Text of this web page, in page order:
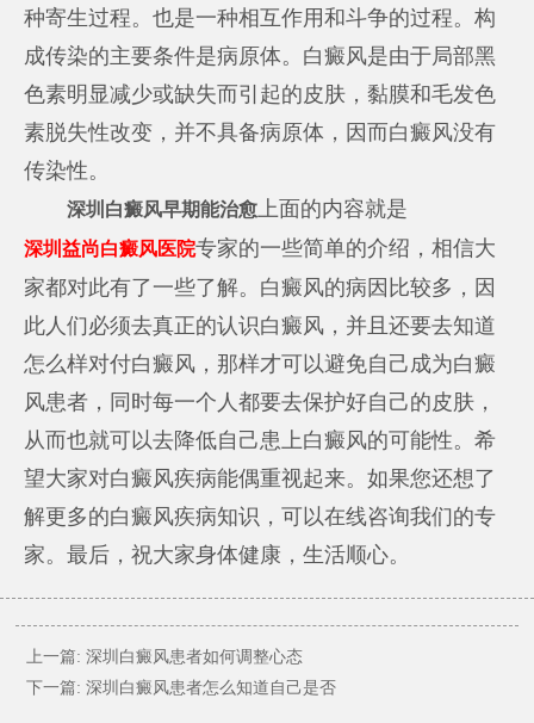
种寄生过程。也是一种相互作用和斗争的过程。构
成传染的主要条件是病原体。白癜风是由于局部黑
色素明显减少或缺失而引起的皮肤，黏膜和毛发色
素脱失性改变，并不具备病原体，因而白癜风没有
传染性。
深圳白癜风早期能治愈 上面的内容就是
深圳益尚白癜风医院专家的一些简单的介绍，相信大
家都对此有了一些了解。白癜风的病因比较多，因
此人们必须去真正的认识白癜风，并且还要去知道
怎么样对付白癜风，那样才可以避免自己成为白癜
风患者，同时每一个人都要去保护好自己的皮肤，
从而也就可以去降低自己患上白癜风的可能性。希
望大家对白癜风疾病能偶重视起来。如果您还想了
解更多的白癜风疾病知识，可以在线咨询我们的专
家。最后，祝大家身体健康，生活顺心。
上一篇: 深圳白癜风患者如何调整心态
下一篇: 深圳白癜风患者怎么知道自己是否